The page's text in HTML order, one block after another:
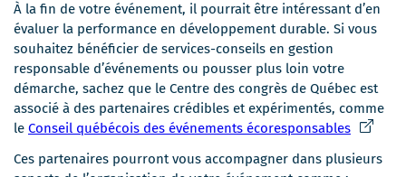
À la fin de votre événement, il pourrait être intéressant d’en
évaluer la performance en développement durable. Si vous
souhaitez bénéficier de services-conseils en gestion
responsable d’événements ou pousser plus loin votre
démarche, sachez que le Centre des congrès de Québec est
associé à des partenaires crédibles et expérimentés, comme
le Conseil québécois des événements écoresponsablesCe
s'ouvrira
Ces partenaires pourront vous accompagner dans plusieurs